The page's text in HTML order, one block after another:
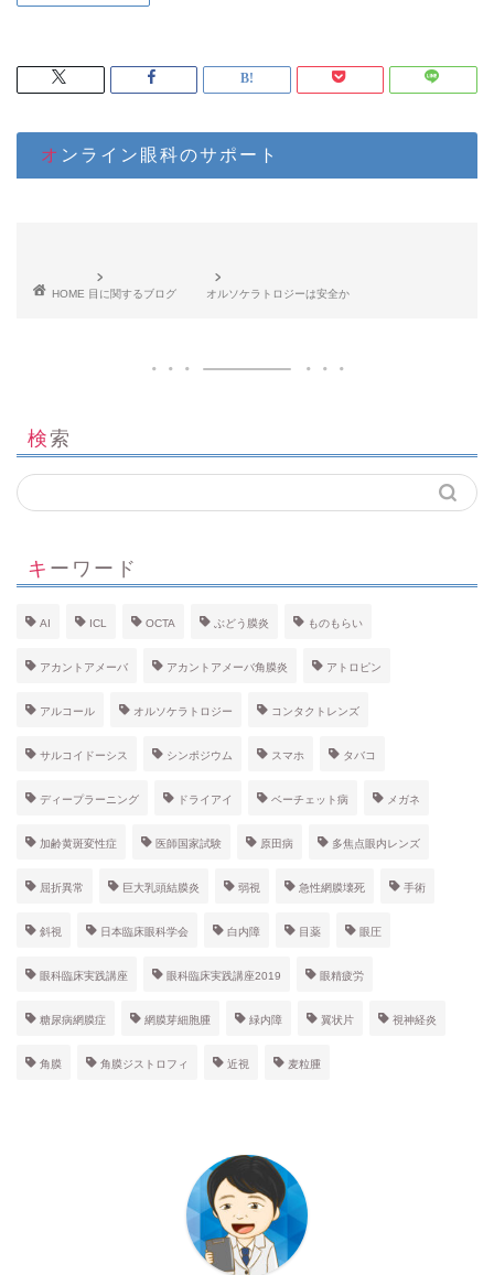
オンライン眼科のサポート
HOME 目に関するブログ オルソケラトロジーは安全か
検索
キーワード
AI ICL OCTA ぶどう膜炎 ものもらい
アカントアメーバ アカントアメーバ角膜炎 アトロピン
アルコール オルソケラトロジー コンタクトレンズ
サルコイドーシス シンポジウム スマホ タバコ
ディープラーニング ドライアイ ベーチェット病 メガネ
加齢黄斑変性症 医師国家試験 原田病 多焦点眼内レンズ
屈折異常 巨大乳頭結膜炎 弱視 急性網膜壊死 手術
斜視 日本臨床眼科学会 白内障 目薬 眼圧
眼科臨床実践講座 眼科臨床実践講座2019 眼精疲労
糖尿病網膜症 網膜芽細胞腫 緑内障 翼状片 視神経炎
角膜 角膜ジストロフィ 近視 麦粒腫